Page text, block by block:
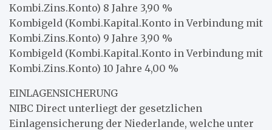
Kombi.Zins.Konto) 8 Jahre 3,90 %
Kombigeld (Kombi.Kapital.Konto in Verbindung mit
Kombi.Zins.Konto) 9 Jahre 3,90 %
Kombigeld (Kombi.Kapital.Konto in Verbindung mit
Kombi.Zins.Konto) 10 Jahre 4,00 %
EINLAGENSICHERUNG
NIBC Direct unterliegt der gesetzlichen
Einlagensicherung der Niederlande, welche unter